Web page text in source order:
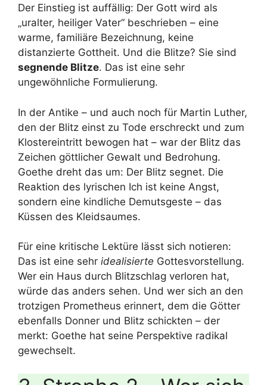
Der Einstieg ist auffällig: Der Gott wird als
„uralter, heiliger Vater“ beschrieben – eine
warme, familiäre Bezeichnung, keine
distanzierte Gottheit. Und die Blitze? Sie sind
segnende Blitze. Das ist eine sehr
ungewöhnliche Formulierung.
In der Antike – und auch noch für Martin Luther,
den der Blitz einst zu Tode erschreckt und zum
Klostereintritt bewogen hat – war der Blitz das
Zeichen göttlicher Gewalt und Bedrohung.
Goethe dreht das um: Der Blitz segnet. Die
Reaktion des lyrischen Ich ist keine Angst,
sondern eine kindliche Demutsgeste – das
Küssen des Kleidsaumes.
Für eine kritische Lektüre lässt sich notieren:
Das ist eine sehr idealisierte Gottesvorstellung.
Wer ein Haus durch Blitzschlag verloren hat,
würde das anders sehen. Und wer sich an den
trotzigen Prometheus erinnert, dem die Götter
ebenfalls Donner und Blitz schickten – der
merkt: Goethe hat seine Perspektive radikal
gewechselt.